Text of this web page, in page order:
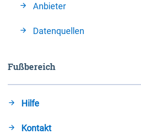
Anbieter
Datenquellen
Fußbereich
Hilfe
Kontakt